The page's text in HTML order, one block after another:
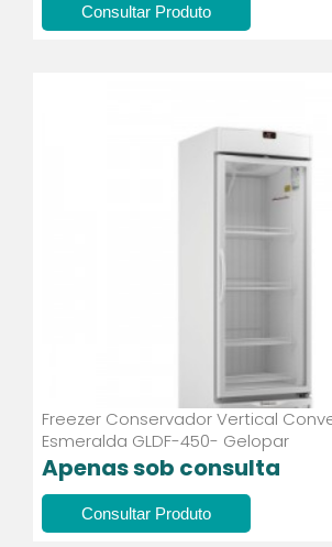
Consultar Produto
Freezer Conservador Vertical
Esmeralda GLDF-450- Gelopar
Apenas sob consulta
Consultar Produto